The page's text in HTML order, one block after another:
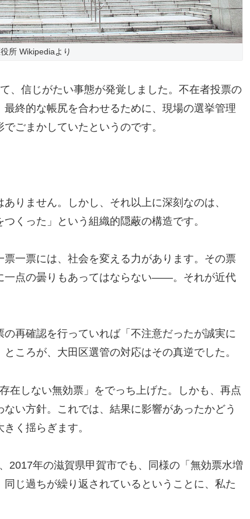
所 Wikipediaより
、信じがたい事態が発覚しました。不在者投票の
終的な帳尻を合わせるために、現場の選挙管理
ごまかしていたというのです。
りません。しかし、それ以上に深刻なのは、
くった」という組織的隠蔽の構造です。
一票には、社会を変える力があります。その票
一点の曇りもあってはならない——。それが近代
再確認を行っていれば「不注意だったが誠実に
ころが、大田区選管の対応はその真逆でした。
在しない無効票」をでっち上げた。しかも、再点
い方針。これでは、結果に影響があったかどう
く揺らぎます。
2017年の滋賀県甲賀市でも、同様の「無効票水増
じ過ちが繰り返されているということに、私た